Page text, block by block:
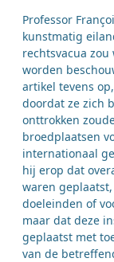
Professor
kunstmatig
rechtsvacua
worden
artikel tevens
doordat ze zich
onttrokken
broedplaatsen
internationaal
hij erop dat
waren
doeleinden of
maar dat deze
geplaatst met
van de